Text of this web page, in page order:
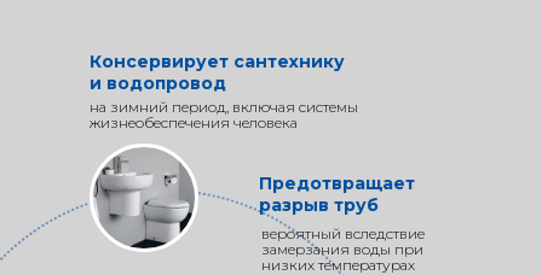
Консервирует сантехнику
и водопровод
на зимний период, включая системы
жизнеобеспечения человека
Предотвращает
разрыв труб
вероятный вследствие
замерзания воды при
низких температурах